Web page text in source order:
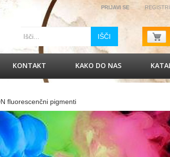
PRIJAVI SE
IŠČI
KONTAKT KAKO DO NAS
fluorescenčni pigmenti